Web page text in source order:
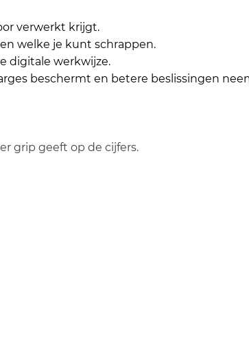
verwerkt krijgt.
welke je kunt schrappen.
digitale werkwijze.
beschermt en betere beslissingen
grip geeft op de cijfers.